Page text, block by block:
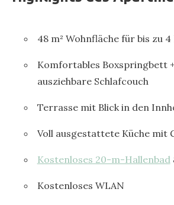
48 m² Wohnfläche für bis zu
Komfortables Boxspringbett
ausziehbare Schlafcouch
Terrasse mit Blick in den
Voll ausgestattete Küche mit
Kostenloses 20-m-Hallenbad
Kostenloses WLAN